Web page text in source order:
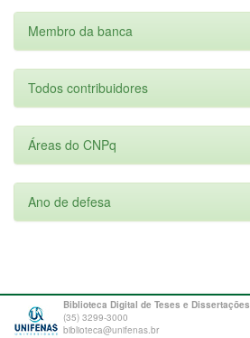
Membro da banca
Todos contribuidores
Áreas do CNPq
Ano de defesa
Biblioteca Digital de Teses e Dissertações
(35) 3299-3000
biblioteca@unifenas.br